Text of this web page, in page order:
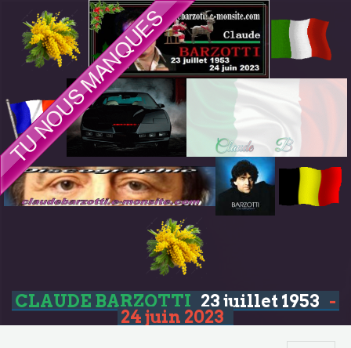
CLAUDE BARZOTTI 23 juillet 1953 -
24 juin 2023